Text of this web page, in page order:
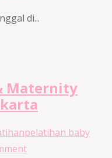
di...
Maternity
pelatihan baby